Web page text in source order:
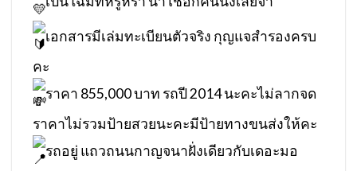
เอกสารมีเล่มทะเบียนตัวจริง กุญแจสำรองครบ
คะ
ราคา 855,000 บาท รถปี 2014 นะคะไม่ลากจด
ราคาไม่รวมป้ายสวยนะคะมีป้ายทางขนส่งให้คะ
รถอยู่ แถวถนนกาญจนาฝั่งเดียวกับเดอะมอ